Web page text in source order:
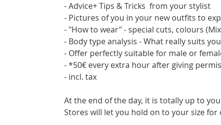
- Advice+ Tips & Tricks from your stylist
- Pictures of you in your new outfits to
- "How to wear" - special cuts, colours
- Body type analysis - What really suits
- Offer perfectly suitable for male or
- *50€ every extra hour after giving
- incl. tax
At the end of the day, it is totally up to
Stores will let you hold on to your size